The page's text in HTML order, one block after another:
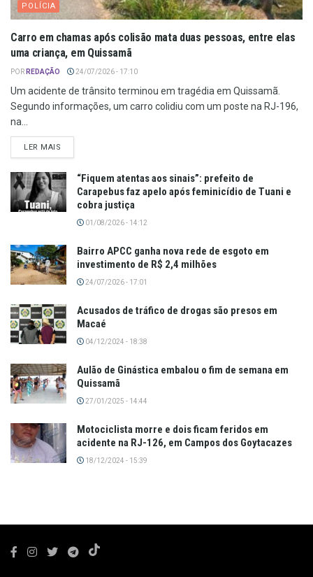
POLÍCIA
Carro em chamas após colisão mata duas pessoas, entre elas
uma criança, em Quissamã
POR REDAÇÃO 24/07/2026 - 17:10
Um acidente de trânsito terminou em tragédia em Quissamã.
Segundo informações, um carro colidiu com um poste na RJ-196,
na...
LER MAIS
“Fiquem atentas aos sinais”: prefeito de
Carapebus faz apelo após feminicídio de Tuani e
cobra justiça
01/08/2026 - 14:12
Bairro APCC ganha nova rede de esgoto em
investimento de R$ 2,4 milhões
24/07/2026 - 17:01
Acusados de tráfico de drogas são presos em
Macaé
04/12/2024 - 18:38
Aulão de Ginástica embalou o fim de semana em
Quissamã
27/01/2025 - 14:44
Motociclista morre e dois ficam feridos em
acidente na RJ-126, em Campos dos Goytacazes
18/12/2024 - 15:39